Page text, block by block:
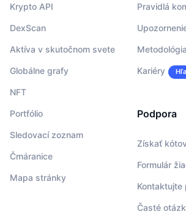
Krypto API
DexScan
Aktíva v skutočnom svete
Globálne grafy
NFT
Portfólio
Sledovací zoznam
Čmáranice
Mapa stránky
Pravidlá
Metodológia
Kariéry
Podpora
Získať
Formulár
Kontaktujte
Časté